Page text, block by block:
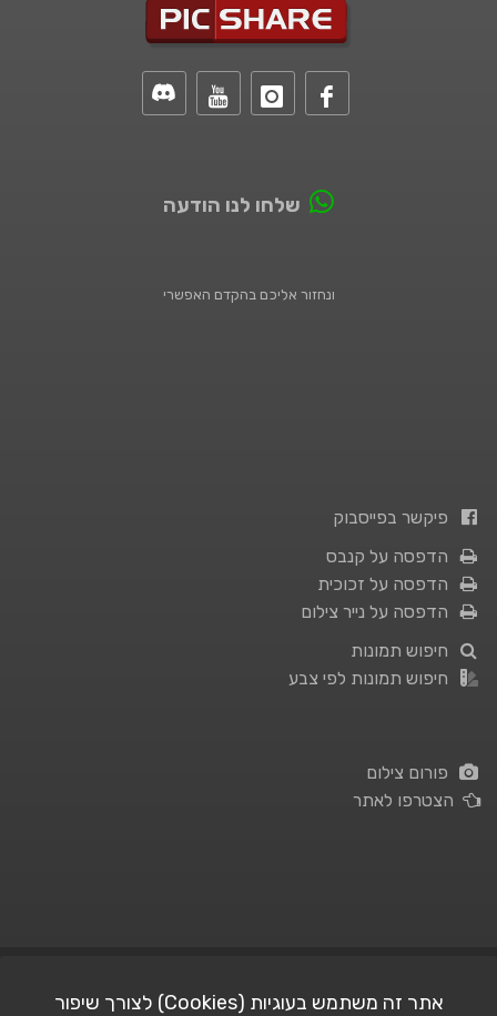
שלחו לנו הודעה
ונחזור אליכם בהקדם האפשרי
פיקשר בפייסבוק
הדפסה על קנבס
הדפסה על זכוכית
הדפסה על נייר צילום
חיפוש תמונות
חיפוש תמונות לפי צבע
פורום צילום
הצטרפו לאתר
אתר זה משתמש בעוגיות (Cookies) לצורך שיפור